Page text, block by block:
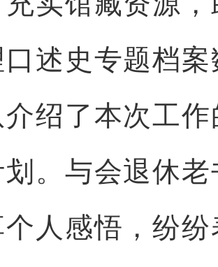
述史专题档
介绍了本次工
。与会退休
人感悟，纷